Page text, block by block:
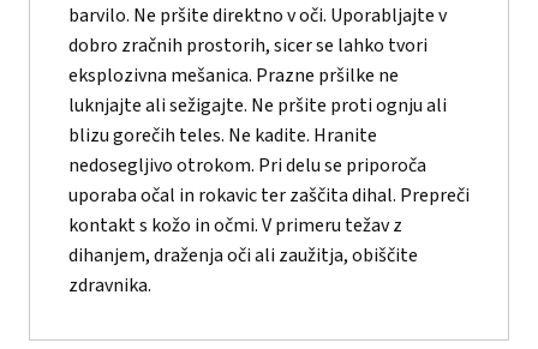
barvilo. Ne pršite direktno v oči. Uporabljajte v
dobro zračnih prostorih, sicer se lahko tvori
eksplozivna mešanica. Prazne pršilke ne
luknjajte ali sežigajte. Ne pršite proti ognju ali
blizu gorečih teles. Ne kadite. Hranite
nedosegljivo otrokom. Pri delu se priporoča
uporaba očal in rokavic ter zaščita dihal. Prepreči
kontakt s kožo in očmi. V primeru težav z
dihanjem, draženja oči ali zaužitja, obiščite
zdravnika.